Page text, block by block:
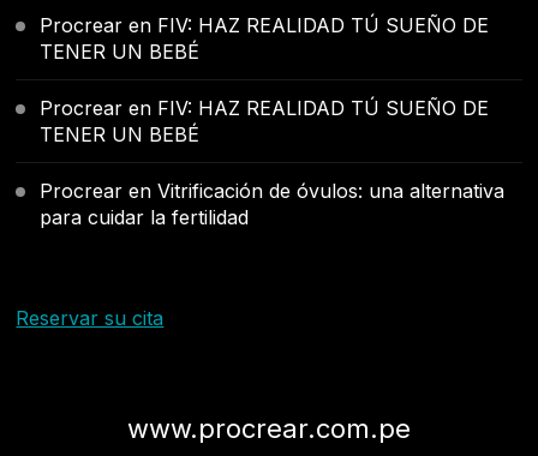
Procrear en FIV: HAZ REALIDAD TÚ SUEÑO DE
TENER UN BEBÉ
Procrear en FIV: HAZ REALIDAD TÚ SUEÑO DE
TENER UN BEBÉ
Procrear enVitrificación de óvulos: una alternativa
para cuidar la fertilidad
Reservar su cita
www.procrear.com.pe